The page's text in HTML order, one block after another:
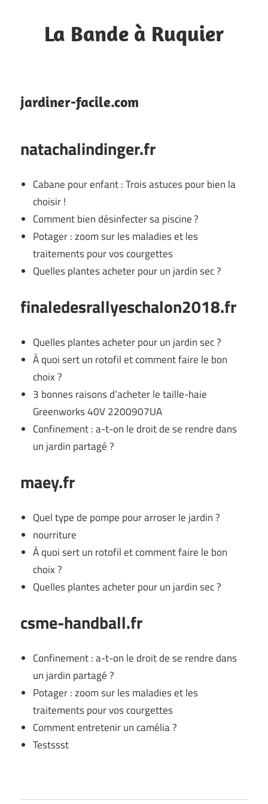
contentLa Bande à Ruquier
jardiner-facile.com
natachalindinger.fr
Cabane pour enfant : Trois astuces pour bien la
choisir !
Comment bien désinfecter sa piscine ?
Potager : zoom sur les maladies et les
traitements pour vos courgettes
Quelles plantes acheter pour un jardin sec ?
finaledesrallyeschalon2018.fr
Quelles plantes acheter pour un jardin sec ?
À quoi sert un rotofil et comment faire le bon
choix ?
3 bonnes raisons d’acheter le taille-haie
Greenworks 40V 2200907UA
Confinement : a-t-on le droit de se rendre dans
un jardin partagé ?
maey.fr
Quel type de pompe pour arroser le jardin ?
nourriture
À quoi sert un rotofil et comment faire le bon
choix ?
Quelles plantes acheter pour un jardin sec ?
csme-handball.fr
Confinement : a-t-on le droit de se rendre dans
un jardin partagé ?
Potager : zoom sur les maladies et les
traitements pour vos courgettes
Comment entretenir un camélia ?
Testssst